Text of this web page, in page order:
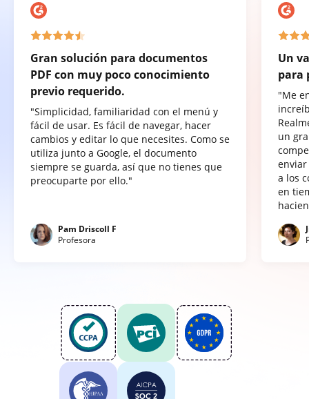
Gran solución para documentos
PDF con muy poco conocimiento
previo requerido.
"Simplicidad, familiaridad con el menú y
fácil de usar. Es fácil de navegar, hacer
cambios y editar lo que necesites. Como se
utiliza junto a Google, el documento
siempre se guarda, así que no tienes que
preocuparte por ello."
Pam Driscoll F
Profesora
Un
para
"Me
un
a los
en